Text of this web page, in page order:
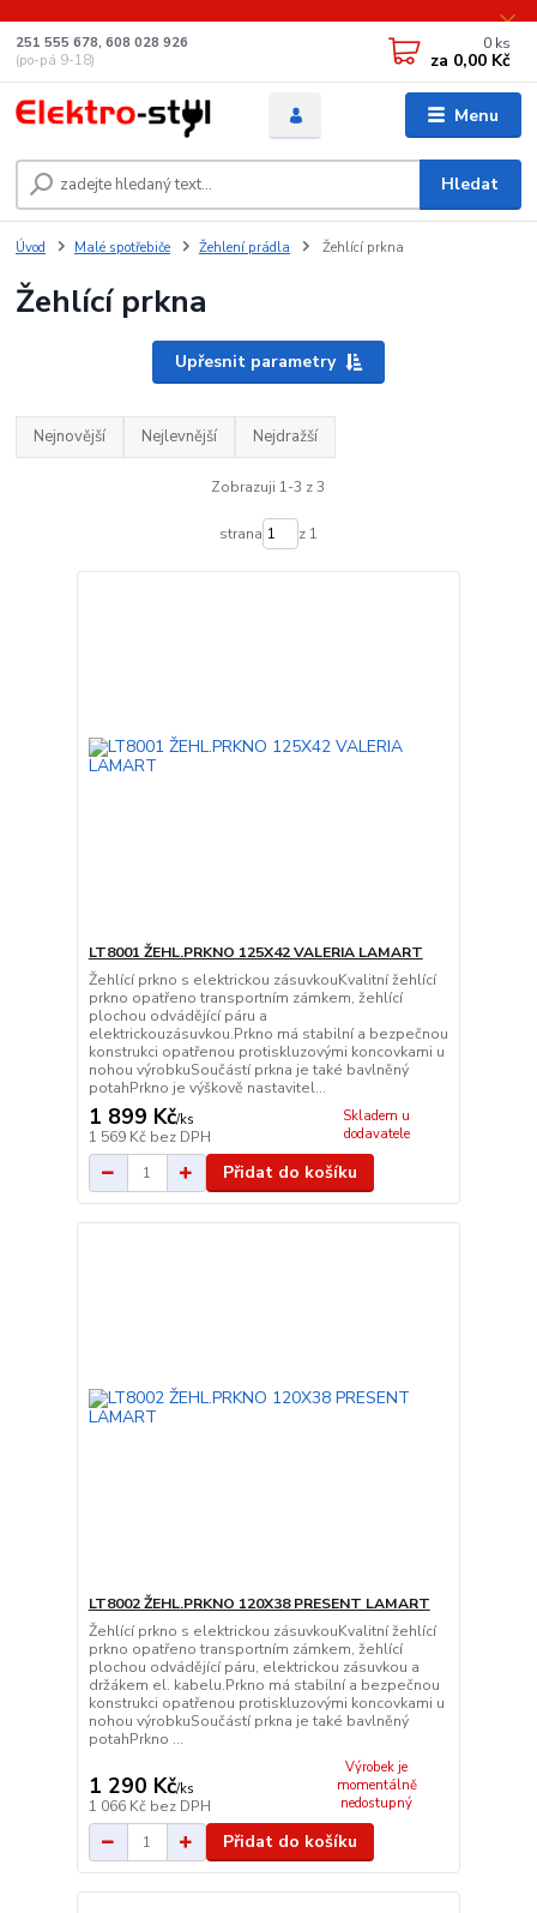
Menu
Hledat
251 555 678, 608 028 926
(po-pá 9-18)
0 ks
za 0,00 Kč
Úvod Malé spotřebiče Žehlení prádla Žehlící prkna
Žehlící prkna
Upřesnit parametry
Nejnovější Nejlevnější Nejdražší
Zobrazuji 1-3 z 3
strana z 1
LT8001 ŽEHL.PRKNO 125X42 VALERIA LAMART
Žehlící prkno s elektrickou zásuvkouKvalitní žehlící
prkno opatřeno transportním zámkem, žehlící
plochou odvádějící páru a
elektrickouzásuvkou.Prkno má stabilní a bezpečnou
konstrukci opatřenou protiskluzovými koncovkami u
nohou výrobkuSoučástí prkna je také bavlněný
potahPrkno je výškově nastavitel...
1 899 Kč/ks
1 569 Kč bez DPH
Skladem u
dodavatele
Přidat do košíku
LT8002 ŽEHL.PRKNO 120X38 PRESENT LAMART
Žehlící prkno s elektrickou zásuvkouKvalitní žehlící
prkno opatřeno transportním zámkem, žehlící
plochou odvádějící páru, elektrickou zásuvkou a
držákem el. kabelu.Prkno má stabilní a bezpečnou
konstrukci opatřenou protiskluzovými koncovkami u
nohou výrobkuSoučástí prkna je také bavlněný
potahPrkno ...
1 290 Kč/ks
1 066 Kč bez DPH
Výrobek je
momentálně
nedostupný
Přidat do košíku